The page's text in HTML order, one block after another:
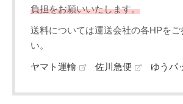
負担をお願いいたします。
送料については運送会社の各HPをご
い。
ヤマト運輸 佐川急便 ゆうパ